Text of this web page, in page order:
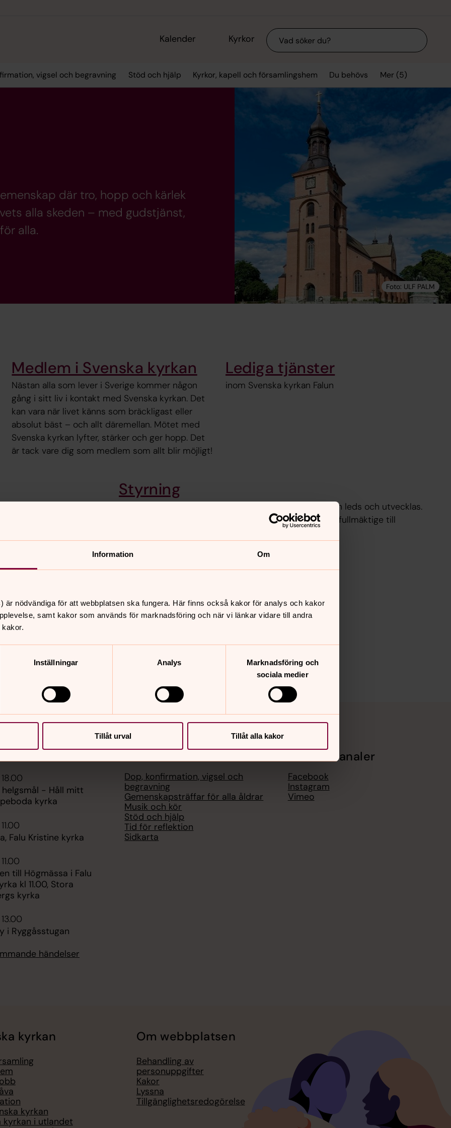
Information Om
är nödvändiga för att webbplatsen ska fungera. Här finns också kakor för analys och kakor
samt kakor som används för marknadsföring och när vi länkar vidare till andra
Inställningar Analys
Marknadsföring och
sociala medier
Tillåt urval Tillåt alla kakor
Kalender Kyrkor Sök
vigsel och begravning Stöd och hjälp Kyrkor, kapell och församlingshem Du behövs Mer (5)
där tro, hopp och kärlek
alla skeden – med gudstjänst,
alla.
Medlem i Svenska kyrkan
Nästan alla som lever i Sverige kommer någon
gång i sitt liv i kontakt med Svenska kyrkan. Det
kan vara när livet känns som bräckligast eller
absolut bäst – och allt däremellan. Mötet med
Svenska kyrkan lyfter, stärker och ger hopp. Det
är tack vare dig som medlem som allt blir möjligt!
Lediga tjänster
inom Svenska kyrkan Falun
Vårt arbete utgår
och inkludering
Styrning
Här hittar du information om hur Svenska kyrkan i Falun leds och utvecklas.
Vi samlar beslut, uppföljning och ekonomi – från kyrkofullmäktige till
helgsmål - Håll mitt
kyrka
Falu Kristine kyrka
till Högmässa i Falu
kl 11.00, Stora
kyrka
i Ryggåsstugan
händelser
Dop, konfirmation, vigsel och
begravning
Gemenskapsträffar för alla åldrar
Musik och kör
Stöd och hjälp
Tid för reflektion
Sidkarta
Sociala kanaler
Facebook
Instagram
Vimeo
kyrkan
kyrkan
kyrkan i utlandet
Om webbplatsen
Behandling av
personuppgifter
Kakor
Lyssna
Tillgänglighetsredogörelse